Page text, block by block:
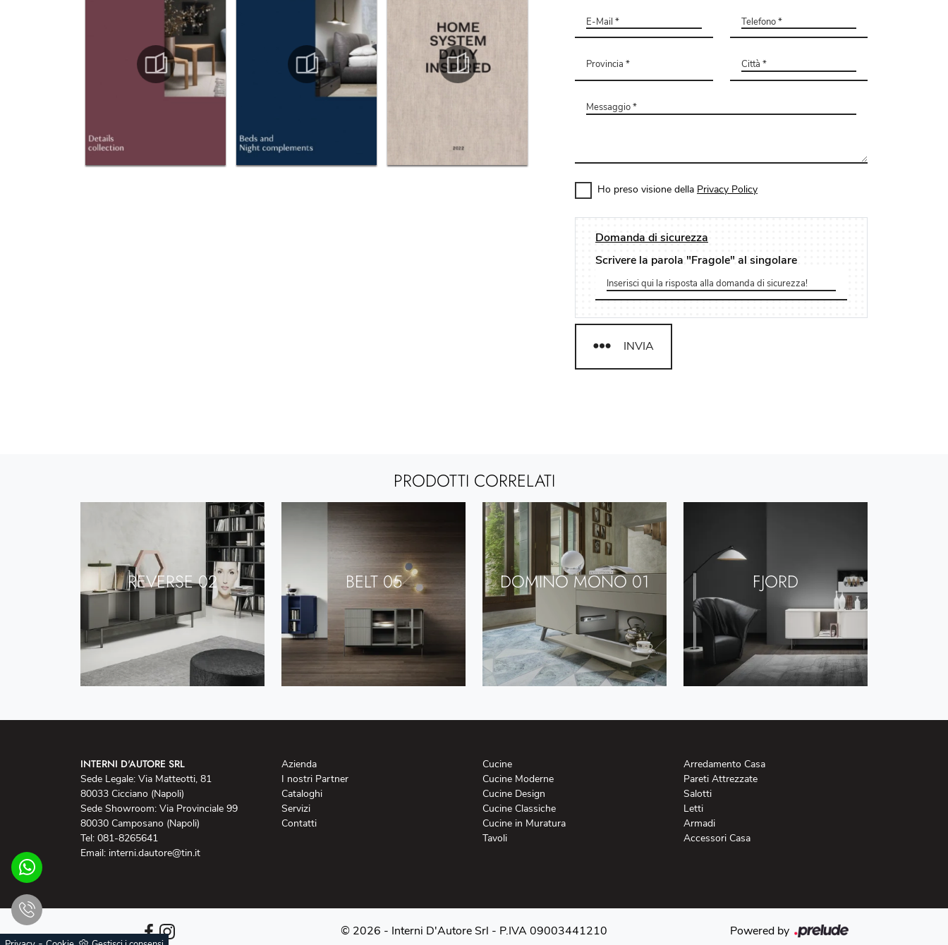
Ho preso visione della Privacy Policy
Domanda di sicurezza
Scrivere la parola "Fragole" al singolare
INVIA
PRODOTTI CORRELATI
REVERSE 02 BELT 05 DOMINO MONO 01 FJORD
INTERNI D'AUTORE SRL
Sede Legale: Via Matteotti, 81
80033 Cicciano (Napoli)
Sede Showroom: Via Provinciale 99
80030 Camposano (Napoli)
Tel: 081-8265641
Email: interni.dautore@tin.it
Azienda
I nostri Partner
Cataloghi
Servizi
Contatti
Cucine
Cucine Moderne
Cucine Design
Cucine Classiche
Cucine in Muratura
Tavoli
Arredamento Casa
Pareti Attrezzate
Salotti
Letti
Armadi
Accessori Casa
© 2026 - Interni D'Autore Srl - P.IVA 09003441210 Powered by